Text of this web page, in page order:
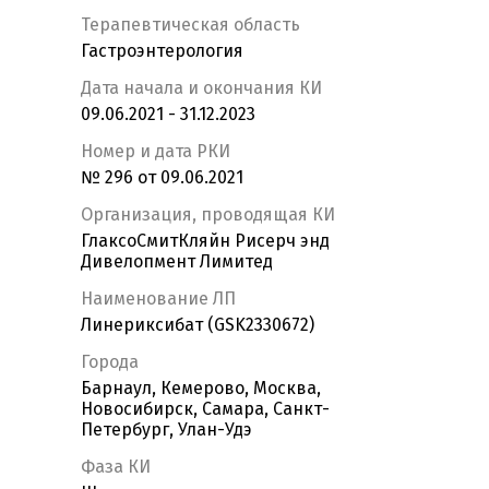
Терапевтическая область
Гастроэнтерология
Дата начала и окончания КИ
09.06.2021 - 31.12.2023
Номер и дата РКИ
№ 296 от 09.06.2021
Организация, проводящая КИ
ГлаксоСмитКляйн Рисерч энд
Дивелопмент Лимитед
Наименование ЛП
Линериксибат (GSK2330672)
Города
Барнаул, Кемерово, Москва,
Новосибирск, Самара, Санкт-
Петербург, Улан-Удэ
Фаза КИ